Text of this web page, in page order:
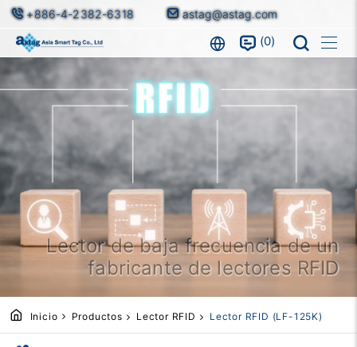
+886-4-2382-6318 astag@astag.com
0
Lector de baja frecuencia de un
fabricante de lectores RFID
Inicio Productos Lector RFID Lector RFID (LF-125K)